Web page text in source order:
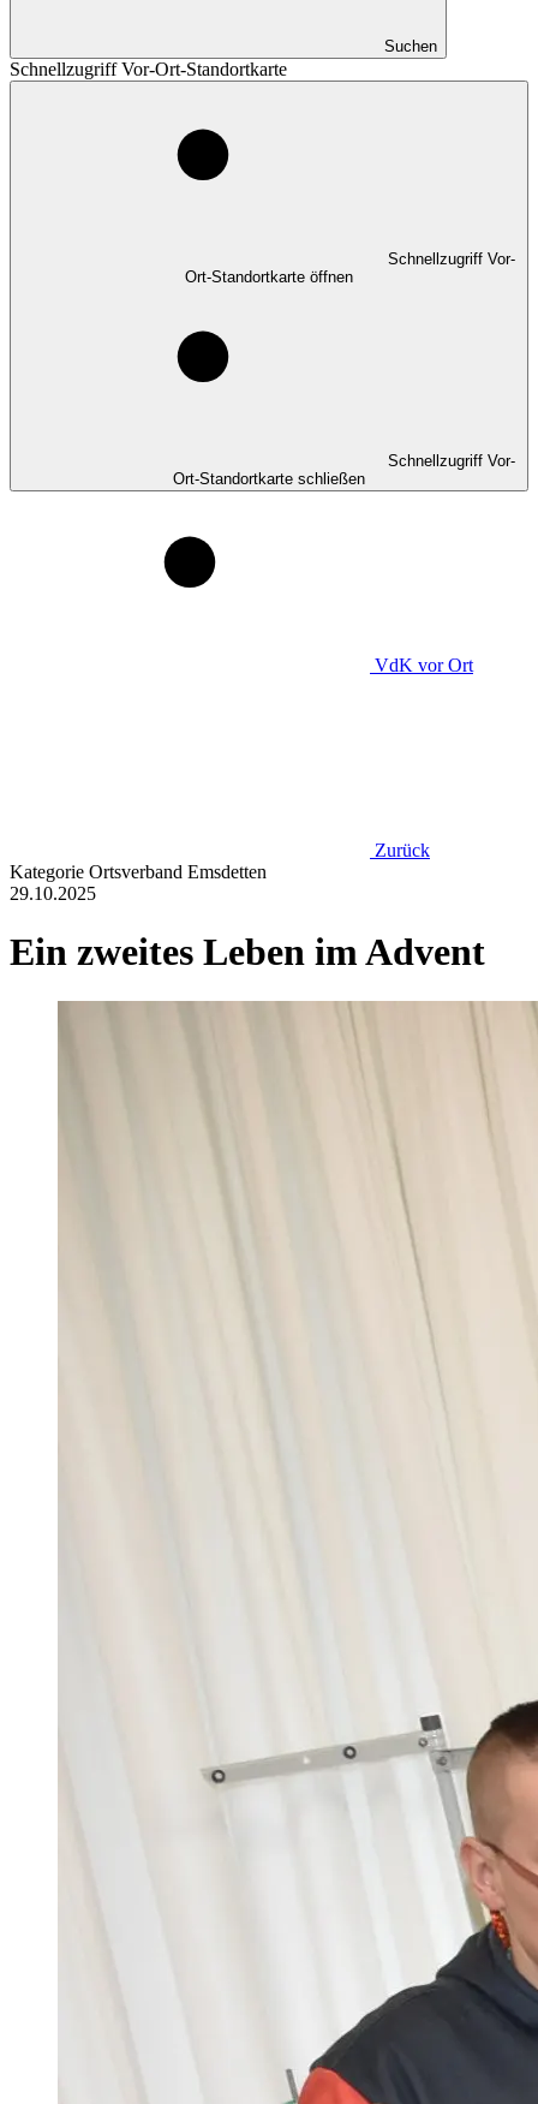
Suchen
Schnellzugriff Vor-Ort-Standortkarte
Schnellzugriff Vor-
Ort-Standortkarte öffnen
Schnellzugriff Vor-
Ort-Standortkarte schließen
VdK vor Ort
Zurück
Kategorie Ortsverband Emsdetten
29.10.2025
Ein zweites Leben im Advent